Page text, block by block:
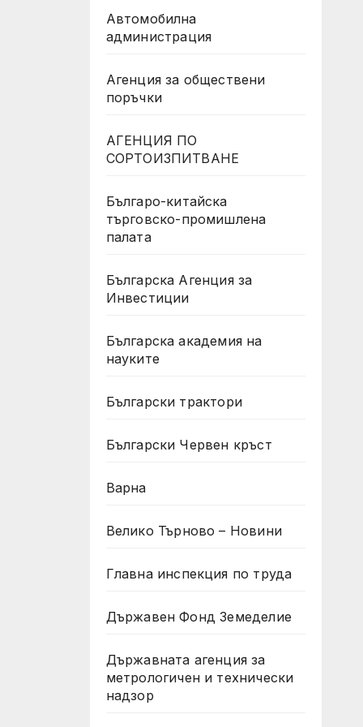
Автомобилна
администрация
Агенция за обществени
поръчки
АГЕНЦИЯ ПО
СОРТОИЗПИТВАНЕ
Българо-китайска
търговско-промишлена
палата
Българска Агенция за
Инвестиции
Българска академия на
науките
Български трактори
Български Червен кръст
Варна
Велико Търново – Новини
Главна инспекция по труда
Държавен Фонд Земеделие
Държавната агенция за
метрологичен и технически
надзор